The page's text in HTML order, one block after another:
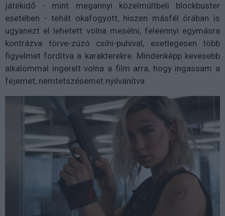
játékidő - mint megannyi közelmúltbeli blockbuster
esetében - tehát okafogyott, hiszen másfél órában is
ugyanezt el lehetett volna mesélni, feleennyi egymásra
kontrázva törve-zúzó csihi-puhival, esetlegesen több
figyelmet fordítva a karakterekre. Mindenképp kevesebb
alkalommal ingerelt volna a film arra, hogy ingassam a
fejemet, nemtetszésemet nyilvánítva.